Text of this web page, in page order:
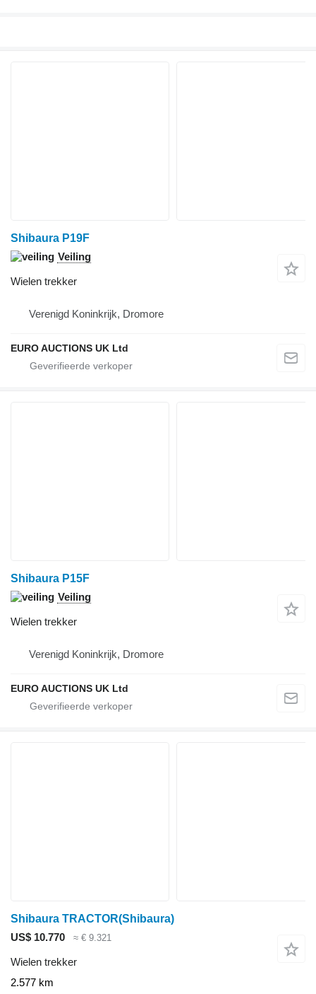
Shibaura P19F
Veiling
Wielen trekker
Verenigd Koninkrijk, Dromore
EURO AUCTIONS UK Ltd
Shibaura P15F
Veiling
Wielen trekker
Verenigd Koninkrijk, Dromore
EURO AUCTIONS UK Ltd
Shibaura TRACTOR(Shibaura)
US$ 10.770
≈ € 9.321
Wielen trekker
2.577 km